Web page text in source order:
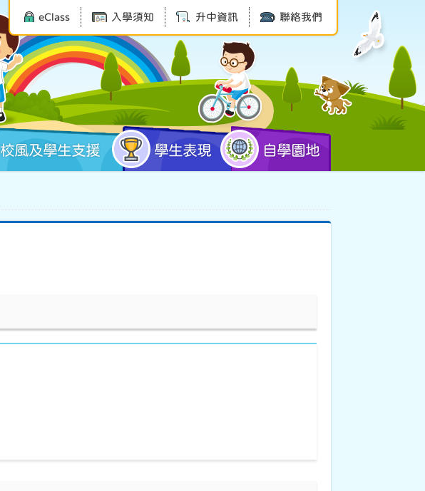
eClass 入學須知 升中資訊 聯絡我們
校風及學生支援 學生表現 自學園地